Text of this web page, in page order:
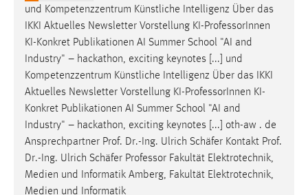
und Kompetenzzentrum Künstliche Intelligenz Über das
IKKI Aktuelles Newsletter Vorstellung KI-Professor Innen
KI-Konkret Publikationen AI Summer School "AI and
Industry" – hackathon, exciting keynotes [...] und
Kompetenzzentrum Künstliche Intelligenz Über das IKKI
Aktuelles Newsletter Vorstellung KI-Professor Innen KI-
Konkret Publikationen AI Summer School "AI and
Industry" – hackathon, exciting keynotes [...] oth-aw . de
Ansprechpartner Prof. Dr.-Ing. Ulrich Schäfer Kontakt Prof.
Dr.-Ing. Ulrich Schäfer Professor Fakultät Elektrotechnik,
Medien und Informatik Amberg, Fakultät Elektrotechnik,
Medien und Informatik
Cookie Laufzeit:
24 Stunden
STATISTIK
Statistik Cookies erfassen Informationen anonym.
Diese Informationen helfen uns zu verstehen, wie
unsere Besucher unsere Website nutzen.
Matomo